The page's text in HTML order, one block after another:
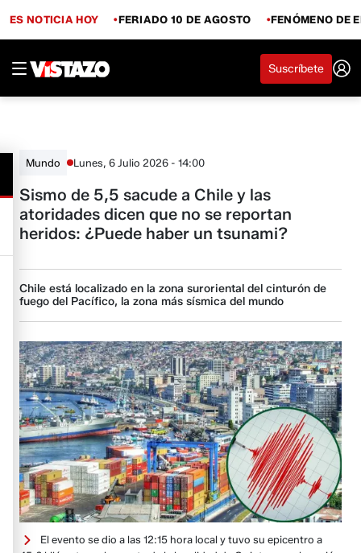
ES NOTICIA HOY FERIADO 10 DE AGOSTO FENÓMENO DE
Suscríbete
Mundo Lunes, 6 Julio 2026 - 14:00
Sismo de 5,5 sacude a Chile y las
atoridades dicen que no se reportan
heridos: ¿Puede haber un tsunami?
Chile está localizado en la zona suroriental del cinturón de
fuego del Pacífico, la zona más sísmica del mundo
El evento se dio a las 12:15 hora local y tuvo su epicentro a